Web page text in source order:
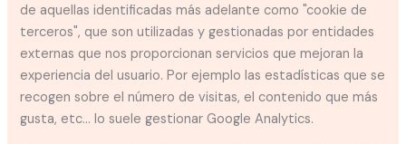
de aquellas identificadas más adelante como "cookie de
terceros", que son utilizadas y gestionadas por entidades
externas que nos proporcionan servicios que mejoran la
experiencia del usuario. Por ejemplo las estadísticas que se
recogen sobre el número de visitas, el contenido que más
gusta, etc... lo suele gestionar Google Analytics.